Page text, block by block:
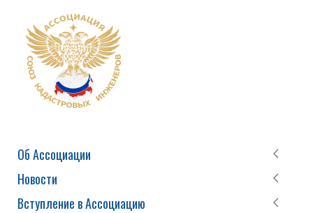
Об Ассоциации
Новости
Вступление в Ассоциацию